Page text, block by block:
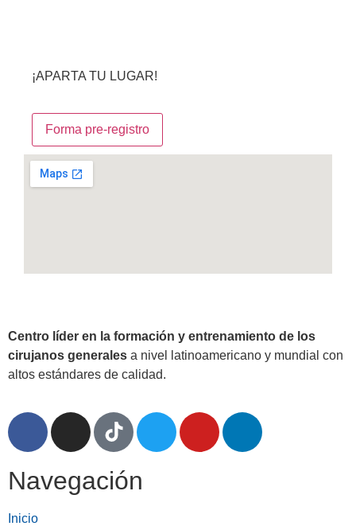
¡APARTA TU LUGAR!
Forma pre-registro
Centro líder en la formación y entrenamiento de los
cirujanos generales a nivel latinoamericano y mundial con
altos estándares de calidad.
Navegación
Inicio